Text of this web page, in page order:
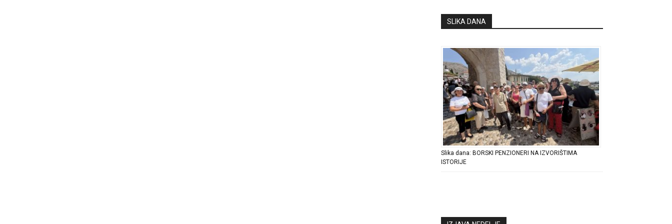
SLIKA DANA
Slika dana: BORSKI PENZIONERI NA IZVORIŠTIMA
ISTORIJE